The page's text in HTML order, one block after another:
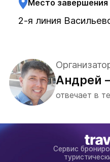
Место завершения
2-я линия
Андрей
отвечает в
Сервис